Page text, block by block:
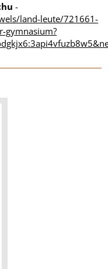
-
land-leute/721661-
gymnasium?